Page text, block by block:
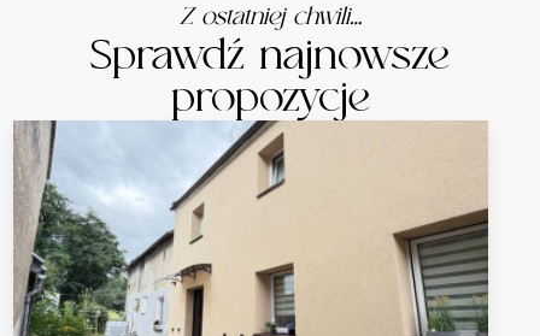
Z ostatniej chwili…
Sprawdź najnowsze
propozycje